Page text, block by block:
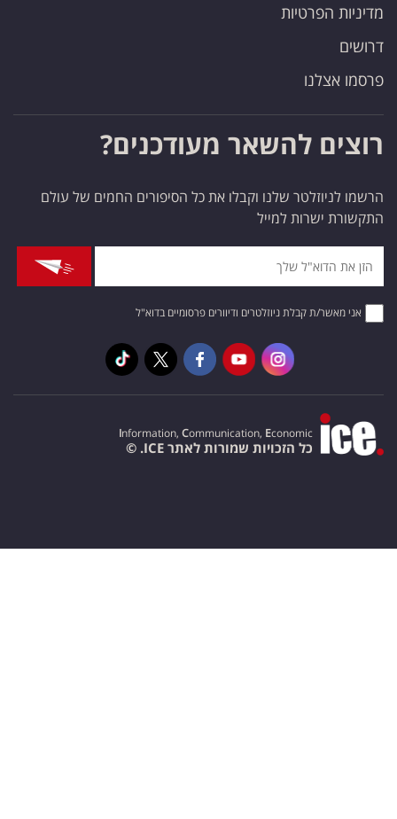
מדיניות הפרטיות
דרושים
פרסמו אצלנו
רוצים להשאר מעודכנים?
הרשמו לניוזלטר שלנו וקבלו את כל הסיפורים החמים של עולם
התקשורת ישרות למייל
אני מאשר/ת קבלת ניוזלטרים ודיוורים פרסומיים בדוא"ל
Information, Communication, Economic
כל הזכויות שמורות לאתר ICE. ©